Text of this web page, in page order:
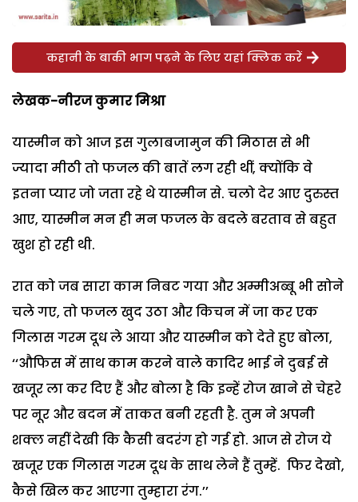
कहानी के बाकी भाग पढ़ने के लिए यहां क्लिक करें
लेखक-नीरज कुमार मिश्रा
यास्मीन को आज इस गुलाबजामुन की मिठास से भी
ज्यादा मीठी तो फजल की बातें लग रही थीं, क्योंकि वे
इतना प्यार जो जता रहे थे यास्मीन से. चलो देर आए दुरुस्त
आए, यास्मीन मन ही मन फजल के बदले बरताव से बहुत
खुश हो रही थी.
रात को जब सारा काम निबट गया और अम्मीअब्बू भी सोने
चले गए, तो फजल खुद उठा और किचन में जा कर एक
गिलास गरम दूध ले आया और यास्मीन को देते हुए बोला,
‘‘औफिस में साथ काम करने वाले कादिर भाई ने दुबई से
खजूर ला कर दिए हैं और बोला है कि इन्हें रोज खाने से चेहरे
पर नूर और बदन में ताकत बनी रहती है. तुम ने अपनी
शक्ल नहीं देखी कि कैसी बदरंग हो गई हो. आज से रोज ये
खजूर एक गिलास गरम दूध के साथ लेने हैं तुम्हें. फिर देखो,
कैसे खिल कर आएगा तुम्हारा रंग.’’